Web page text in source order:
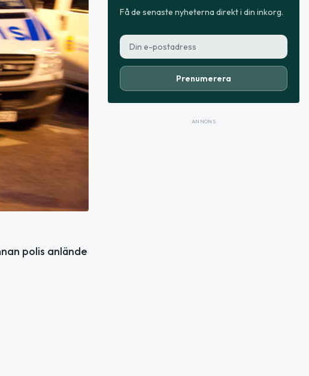
polis anlände
Få de senaste nyheterna direkt i din inkorg.
Prenumerera
ANNONS